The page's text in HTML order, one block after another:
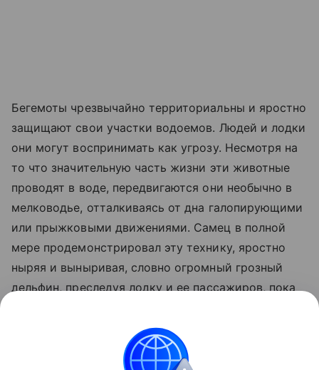
Бегемоты чрезвычайно территориальны и яростно
защищают свои участки водоемов. Людей и лодки
они могут воспринимать как угрозу. Несмотря на
то что значительную часть жизни эти животные
проводят в воде, передвигаются они необычно в
мелководье, отталкиваясь от дна галопирующими
или прыжковыми движениями. Самец в полной
мере продемонстрировал эту технику, яростно
ныряя и выныривая, словно огромный грозный
дельфин, преследуя лодку и ее пассажиров, пока
Как отметила снявшая видео туристка, несколько
мгновений все находившиеся в лодке были по-